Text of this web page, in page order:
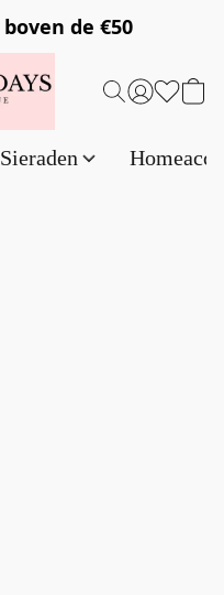
boven de €50
Sieraden